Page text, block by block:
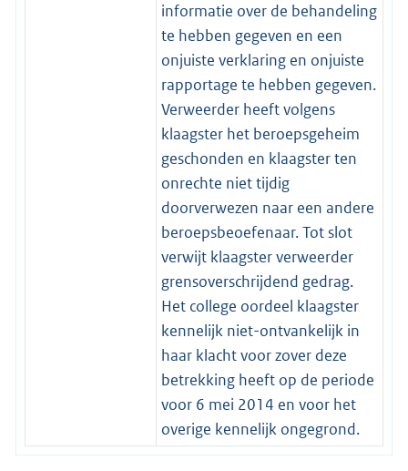
informatie over de behandeling
te hebben gegeven en een
onjuiste verklaring en onjuiste
rapportage te hebben gegeven.
Verweerder heeft volgens
klaagster het beroepsgeheim
geschonden en klaagster ten
onrechte niet tijdig
doorverwezen naar een andere
beroepsbeoefenaar. Tot slot
verwijt klaagster verweerder
grensoverschrijdend gedrag.
Het college oordeel klaagster
kennelijk niet-ontvankelijk in
haar klacht voor zover deze
betrekking heeft op de periode
voor 6 mei 2014 en voor het
overige kennelijk ongegrond.